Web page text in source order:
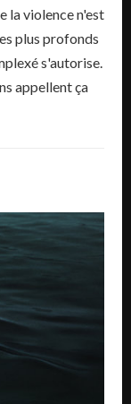
la violence n'est
plus profonds
s'autorise.
appellent ça